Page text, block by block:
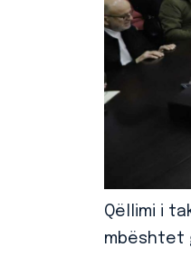
Qëllimi i
mbështet